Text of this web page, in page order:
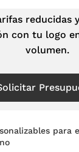
reducidas
con tu logo
volumen.
para